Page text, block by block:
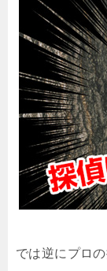
では逆にプロ